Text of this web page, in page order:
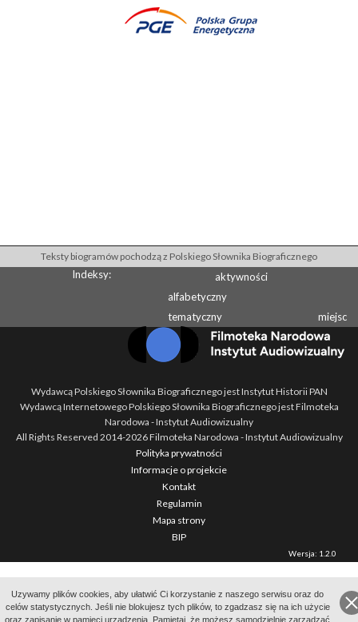
Uzywamy plików cookies, aby ułatwić Ci korzystanie z naszego serwisu oraz do
celów statystycznych. Jeśli nie blokujesz tych plików, to zgadzasz się na ich użycie
oraz zapisanie w pamięci urządzenia. Pamiętaj, że możesz samodzielnie zarządzać
Teksty biogramów pochodzą z Polskiego Słownika Biograficznego
Indeksy:
aktywności
alfabetyczny
tematyczny
miejsc
Wydawcą Polskiego Słownika Biograficznego jest Instytut Historii PAN
Wydawcą Internetowego Polskiego Słownika Biograficznego jest Filmoteka
Narodowa - Instytut Audiowizualny
All Rights Reserved 2014-2026Filmoteka Narodowa - Instytut Audiowizualny
Polityka prywatności
Informacje o projekcie
Kontakt
Regulamin
Mapa strony
BIP
Wersja: 1.2.0